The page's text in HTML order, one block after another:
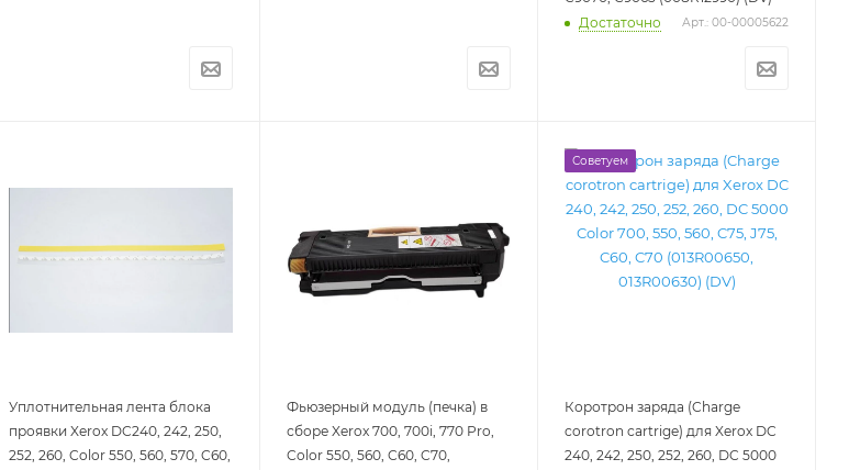
Достаточно
Арт.: 00-00005622
Уплотнительная лента блока
проявки Xerox DC240, 242, 250,
252, 260, Color 550, 560, 570, C60,
Фьюзерный модуль (печка) в
сборе Xerox 700, 700i, 770 Pro,
Color 550, 560, C60, C70,
Советуем
Коротрон заряда (Charge
corotron cartrige) для Xerox DC
240, 242, 250, 252, 260, DC 5000